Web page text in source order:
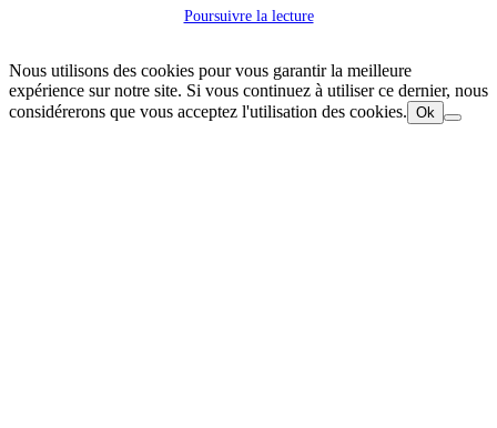
Poursuivre la lecture
Nous utilisons des cookies pour vous garantir la meilleure
expérience sur notre site. Si vous continuez à utiliser ce dernier, nous
considérerons que vous acceptez l'utilisation des cookies. Ok